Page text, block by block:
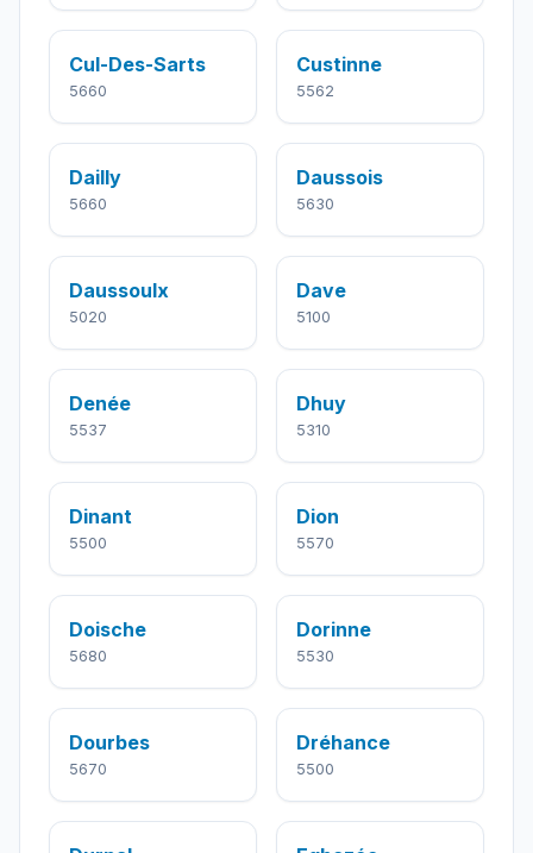
Cul-Des-Sarts
5660
Custinne
5562
Dailly
5660
Daussois
5630
Daussoulx
5020
Dave
5100
Denée
5537
Dhuy
5310
Dinant
5500
Dion
5570
Doische
5680
Dorinne
5530
Dourbes
5670
Dréhance
5500